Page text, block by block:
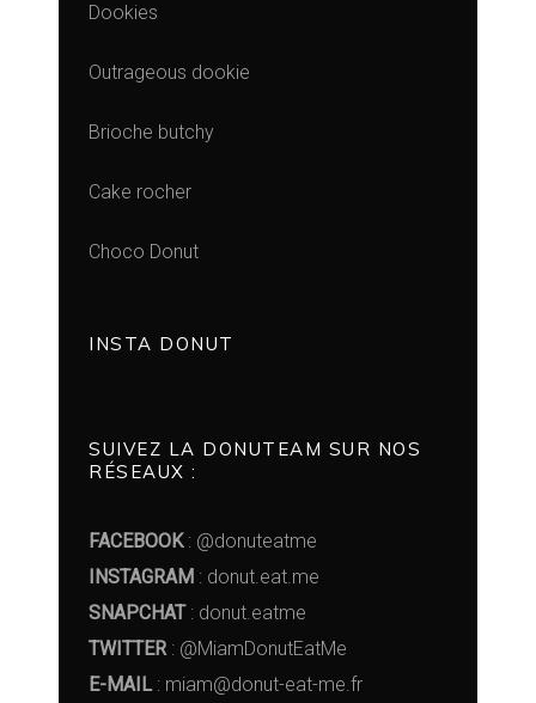
Dookies
Outrageous dookie
Brioche butchy
Cake rocher
Choco Donut
INSTA DONUT
SUIVEZ LA DONUTEAM SUR NOS
RÉSEAUX :
FACEBOOK: @donuteatme
INSTAGRAM : donut.eat.me
SNAPCHAT: donut.eatme
TWITTER: @MiamDonutEatMe
E-MAIL: miam@donut-eat-me.fr